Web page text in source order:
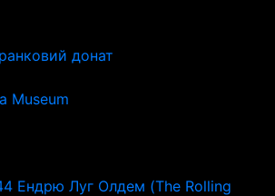
донат
Museum
Ендрю Луг Олдем (The Rolling